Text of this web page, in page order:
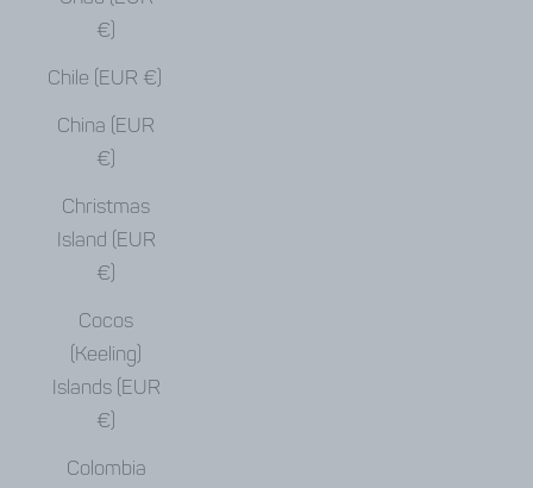
€)
Chile (EUR €)
China (EUR
€)
Christmas
Island (EUR
€)
Cocos
(Keeling)
Islands (EUR
€)
Colombia